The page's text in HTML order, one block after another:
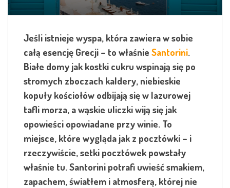
Jeśli istnieje wyspa, która zawiera w sobie
całą esencję Grecji – to właśnie Santorini.
Białe domy jak kostki cukru wspinają się po
stromych zboczach kaldery, niebieskie
kopuły kościołów odbijają się w lazurowej
tafli morza, a wąskie uliczki wiją się jak
opowieści opowiadane przy winie. To
miejsce, które wygląda jak z pocztówki – i
rzeczywiście, setki pocztówek powstały
właśnie tu. Santorini potrafi uwieść smakiem,
zapachem, światłem i atmosferą, której nie